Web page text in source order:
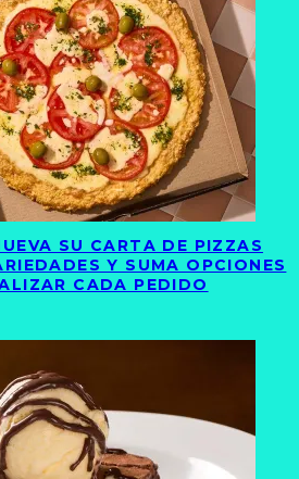
SU CARTA DE PIZZAS
Y SUMA OPCIONES
CADA PEDIDO